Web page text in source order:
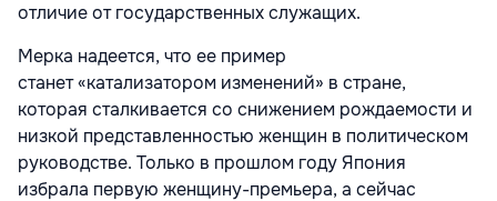
отличие от государственных служащих.
Мерка надеется, что ее пример
станет«катализатором изменений» в стране,
которая сталкивается со снижением рождаемости и
низкой представленностью женщин в политическом
руководстве. Только в прошлом году Япония
избрала первую женщину-премьера, а сейчас